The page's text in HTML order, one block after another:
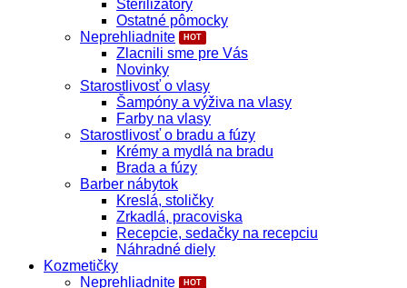
Sterilizátory
Ostatné pômocky
Neprehliadnite
Zlacnili sme pre Vás
Novinky
Starostlivosť o vlasy
Šampóny a výživa na vlasy
Farby na vlasy
Starostlivosť o bradu a fúzy
Krémy a mydlá na bradu
Brada a fúzy
Barber nábytok
Kreslá, stoličky
Zrkadlá, pracoviska
Recepcie, sedačky na recepciu
Náhradné diely
Kozmetičky
Neprehliadnite